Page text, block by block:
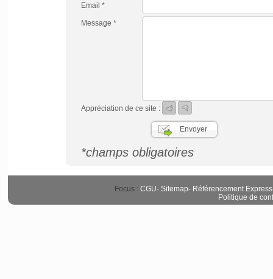
Email *
Message *
Appréciation de ce site :
*champs obligatoires
Focus : CGU- Sitemap- Référencement Express
Politique de